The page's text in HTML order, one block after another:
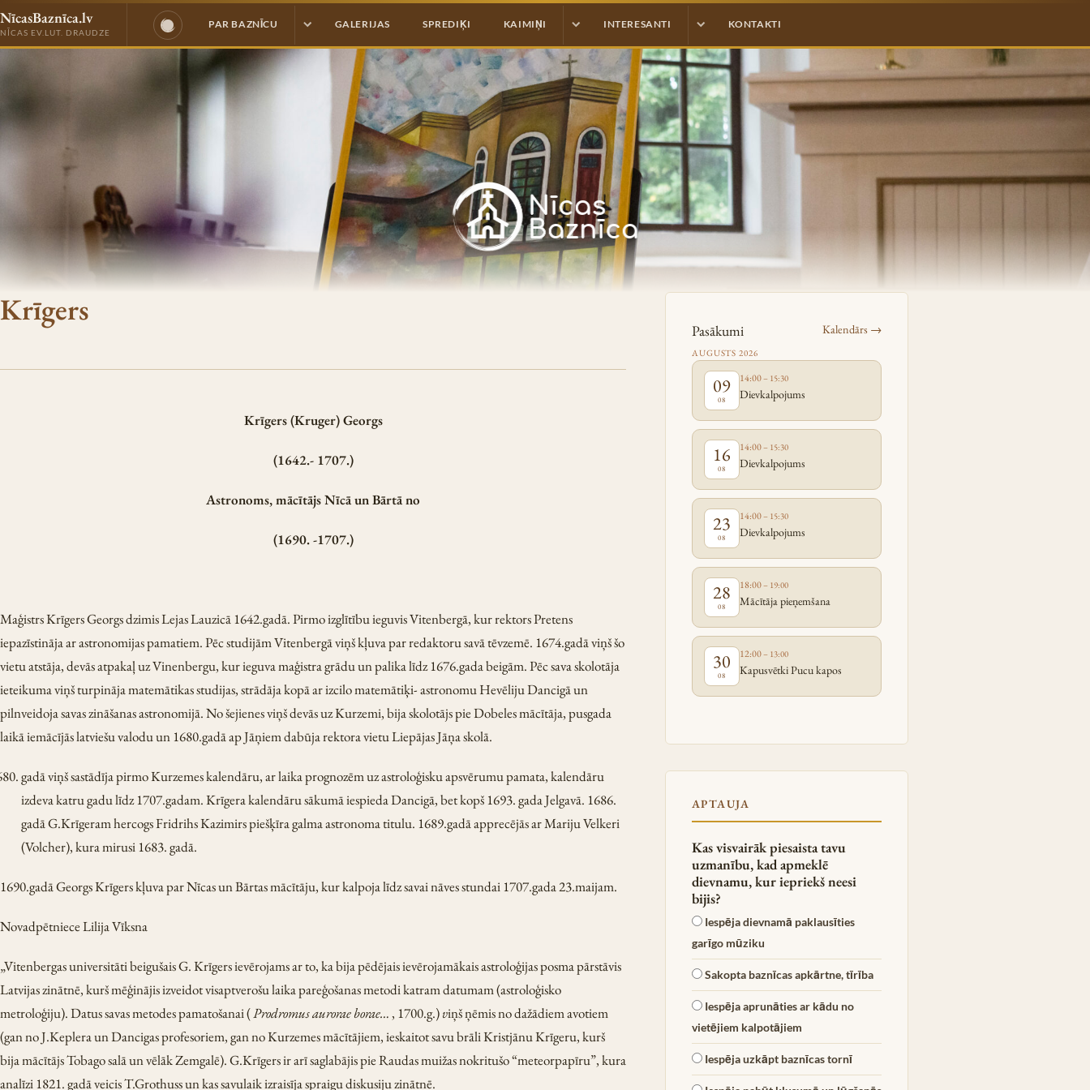
NīcasBaznīca.lv
NĪCAS EV.LUT. DRAUDZE
PAR BAZNĪCU GALERIJAS SPREDIĶI KAIMIŅI INTERESANTI KONTAKTI
Krīgers
Krīgers (Kruger) Georgs
(1642.- 1707.)
Astronoms, mācītājs Nīcā un Bārtā no
(1690. -1707.)
Maģistrs Krīgers Georgs dzimis Lejas Lauzicā 1642.gadā. Pirmo izglītību ieguvis Vitenbergā, kur rektors Pretens
iepazīstināja ar astronomijas pamatiem. Pēc studijām Vitenbergā viņš kļuva par redaktoru savā tēvzemē. 1674.gadā viņš šo
vietu atstāja, devās atpakaļ uz Vinenbergu, kur ieguva maģistra grādu un palika līdz 1676.gada beigām. Pēc sava skolotāja
ieteikuma viņš turpināja matemātikas studijas, strādāja kopā ar izcilo matemātiķi- astronomu Hevēliju Dancigā un
pilnveidoja savas zināšanas astronomijā. No šejienes viņš devās uz Kurzemi, bija skolotājs pie Dobeles mācītāja, pusgada
laikā iemācījās latviešu valodu un 1680.gadā ap Jāņiem dabūja rektora vietu Liepājas Jāņa skolā.
gadā viņš sastādīja pirmo Kurzemes kalendāru, ar laika prognozēm uz astroloģisku apsvērumu pamata, kalendāru
izdeva katru gadu līdz 1707.gadam. Krīgera kalendāru sākumā iespieda Dancigā, bet kopš 1693. gada Jelgavā. 1686.
gadā G.Krīgeram hercogs Fridrihs Kazimirs piešķīra galma astronoma titulu. 1689.gadā apprecējās ar Mariju Velkeri
(Volcher), kura mirusi 1683. gadā.
1690.gadā Georgs Krīgers kļuva par Nīcas un Bārtas mācītāju, kur kalpoja līdz savai nāves stundai 1707.gada 23.maijam.
Novadpētniece Lilija Vīksna
„Vitenbergas universitāti beigušais G. Krīgers ievērojams ar to, ka bija pēdējais ievērojamākais astroloģijas posma pārstāvis
Latvijas zinātnē, kurš mēģinājis izveidot visaptverošu laika pareģošanas metodi katram datumam (astroloģisko
metroloģiju). Datus savas metodes pamatošanai (Prodromus aurorae borae…, 1700.g.)viņš ņēmis no dažādiem avotiem
(gan no J.Keplera un Dancigas profesoriem, gan no Kurzemes mācītājiem, ieskaitot savu brāli Kristjānu Krīgeru, kurš
bija mācītājs Tobago salā un vēlāk Zemgalē). G.Krīgers ir arī saglabājis pie Raudas muižas nokritušo “meteorpapīru”, kura
analīzi 1821. gadā veicis T.Grothuss un kas savulaik izraisīja spraigu diskusiju zinātnē.
Pasākumi Kalendārs →
AUGUSTS 2026
09
08
14:00– 15:30
Dievkalpojums
16
08
14:00– 15:30
Dievkalpojums
23
08
14:00– 15:30
Dievkalpojums
28
08
18:00– 19:00
Mācītāja pieņemšana
30
08
12:00– 13:00
Kapusvētki Pucu kapos
APTAUJA
Kas visvairāk piesaista tavu
uzmanību, kad apmeklē
dievnamu, kur iepriekš neesi
bijis?
Iespēja dievnamā paklausīties
garīgo mūziku
Sakopta baznīcas apkārtne, tīrība
Iespēja aprunāties ar kādu no
vietējiem kalpotājiem
Iespēja uzkāpt baznīcas tornī